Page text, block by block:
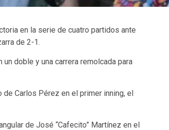
en la serie de cuatro partidos ante
de 2-1.
doble y una carrera remolcada para
Carlos Pérez en el primer inning, el
de José “Cafecito” Martínez en el